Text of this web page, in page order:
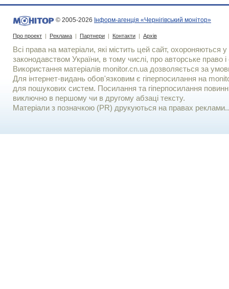
© 2005-2026 Інформ-агенція «Чернігівський монітор»
Про проект | Реклама | Партнери | Контакти | Архів
Всі права на матеріали, які містить цей сайт, охороняються у
законодавством України, в тому числі, про авторське право і
Використання матерiалiв monitor.cn.ua дозволяється за
Для iнтернет-видань обов'язковим є гiперпосилання на
для пошукових систем. Посилання та гіперпосилання
виключно в першому чи в другому абзаці тексту.
Матеріали з позначкою (PR) друкуються на правах реклами..